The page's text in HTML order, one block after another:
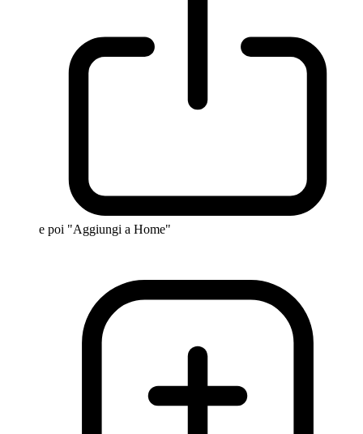
e poi "Aggiungi a Home"